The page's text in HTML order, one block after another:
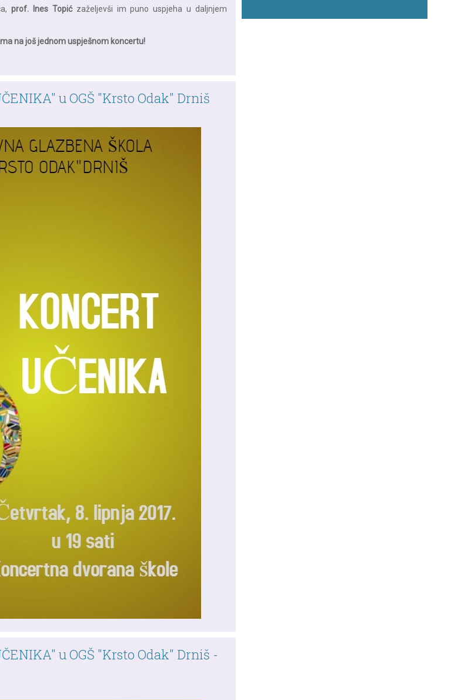
prof. Ines Topićzaželjevši im puno uspjeha u daljnjem
na još jednom uspješnom koncertu!
u OGŠ "Krsto Odak" Drniš
u OGŠ "Krsto Odak" Drniš -